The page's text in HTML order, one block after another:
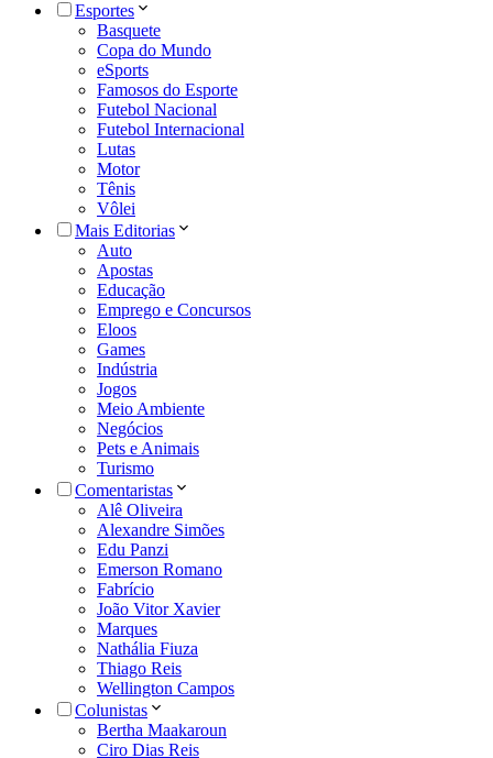
Esportes
Basquete
Copa do Mundo
eSports
Famosos do Esporte
Futebol Nacional
Futebol Internacional
Lutas
Motor
Tênis
Vôlei
Mais Editorias
Auto
Apostas
Educação
Emprego e Concursos
Eloos
Games
Indústria
Jogos
Meio Ambiente
Negócios
Pets e Animais
Turismo
Comentaristas
Alê Oliveira
Alexandre Simões
Edu Panzi
Emerson Romano
Fabrício
João Vitor Xavier
Marques
Nathália Fiuza
Thiago Reis
Wellington Campos
Colunistas
Bertha Maakaroun
Ciro Dias Reis